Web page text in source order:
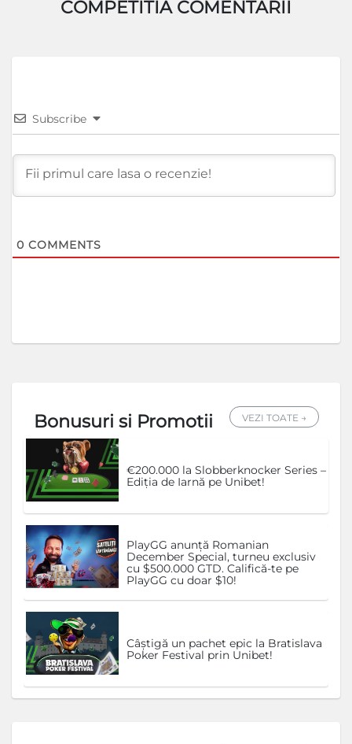
COMPETITIA COMENTARII
Subscribe
0 COMMENTS
Bonusuri si Promotii VEZI TOATE →
€200.000 la Slobberknocker Series –
Ediția de Iarnă pe Unibet!
PlayGG anunță Romanian
December Special, turneu exclusiv
cu $500.000 GTD. Califică-te pe
PlayGG cu doar $10!
Câștigă un pachet epic la Bratislava
Poker Festival prin Unibet!